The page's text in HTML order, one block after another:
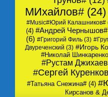
МИхайлов#(24)
#Music#Юрий Калашников#
(4) #Андрей Чернышов#
(6) #Григорий Филь (3)
Двуреченский (3) #Игорь
#Николай Шинкаренко
#Рустам
#Сергей Куренков
#Татьяна Снежина#(4)
Кирсанов &